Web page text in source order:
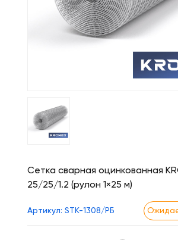
Сетка сварная оцинкованная
25/25/1.2 (рулон 1×25 м)
Артикул: STK-1308/РБ